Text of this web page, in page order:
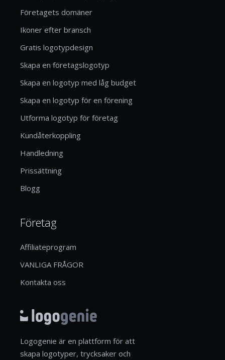
Företagets domäner
Ikoner efter bransch
Gratis logotypdesign
Skapa en företagslogotyp
Skapa en logotyp med låg budget
Skapa en logotyp för en förening
Utforma logotyp för företag
Kundåterkoppling
Handledning
Prissättning
Blogg
Företag
Affiliateprogram
VANLIGA FRÅGOR
Kontakta oss
Logogenie är en plattform för att
skapa logotyper, trycksaker och